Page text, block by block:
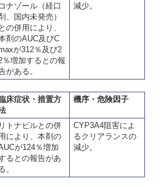
コナゾール（経口
、国内未発売）
との併用により、
剤のAUC及びC
が312％及び2
％増加するとの報
がある。
減少。
床症状・措置方
機序・危険因子
リトナビルとの併
により、本剤の
が124％増加
るとの報告があ
。
CYP3A4阻害によ
るクリアランスの
減少。